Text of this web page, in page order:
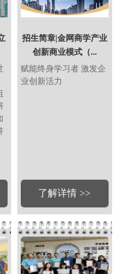
招生简章|金网商学产业
创新商业模式（...
赋能终身学习者 激发企
业创新活力
了解详情 >>